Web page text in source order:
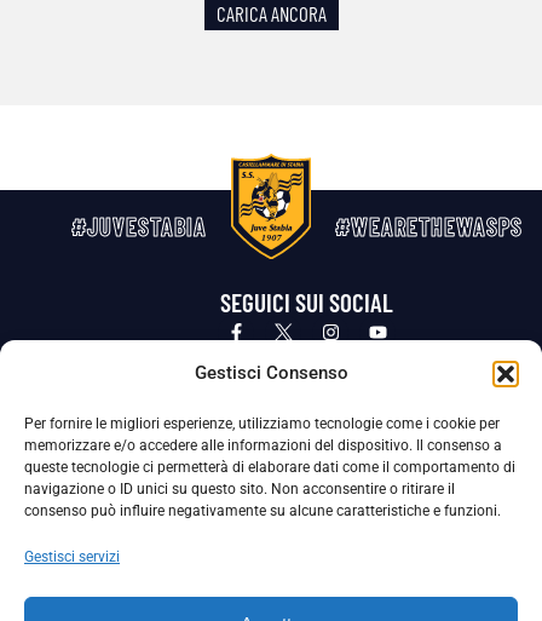
Gestisci Consenso
Per fornire le migliori esperienze, utilizziamo tecnologie come i cookie per
memorizzare e/o accedere alle informazioni del dispositivo. Il consenso a
queste tecnologie ci permetterà di elaborare dati come il comportamento di
navigazione o ID unici su questo sito. Non acconsentire o ritirare il
consenso può influire negativamente su alcune caratteristiche e funzioni.
Gestisci servizi
CARICA ANCORA
#JUVESTABIA #WEARETHEWASPS
SEGUICI SUI SOCIAL
Privacy Policy Cookie Policy
La Società ha nominato il Responsabile della Protezione dei Dati Personali (DPO), figura specializzata che vigila sulle modalità
adottate dalla nostra Società per tutelare i Suoi dati personali.
Per contattare il DPO può scrivere a